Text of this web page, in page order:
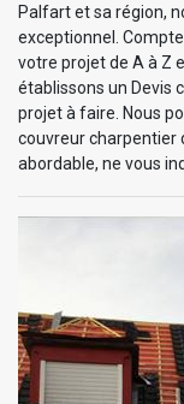
Palfart et sa région,
exceptionnel.
votre projet de A à Z
établissons un Devis
projet à faire. Nous
couvreur charpentier
abordable, ne vous